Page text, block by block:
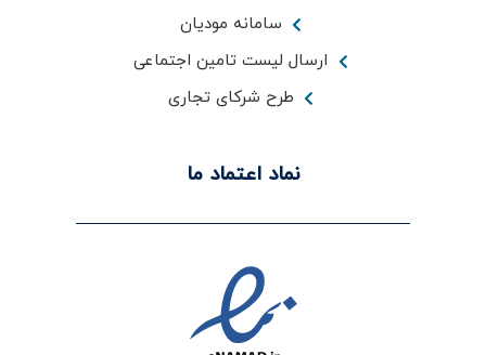
سامانه مودیان
ارسال لیست تامین اجتماعی
طرح شرکای تجاری
نماد اعتماد ما